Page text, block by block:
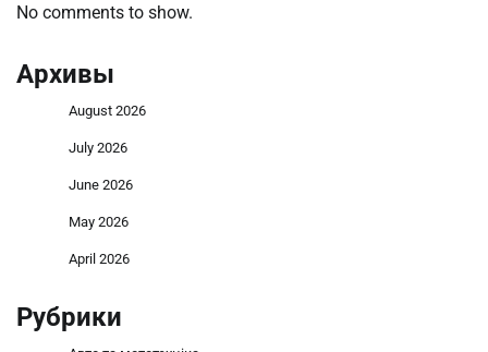
No comments to show.
Архивы
August 2026
July 2026
June 2026
May 2026
April 2026
Рубрики